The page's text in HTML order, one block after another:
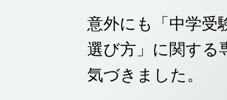
意外にも「中学受
選び方」に関する
気づきました。